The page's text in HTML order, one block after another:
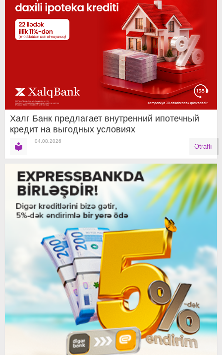
Халг Банк предлагает внутренний ипотечный
кредит на выгодных условиях
04.08.2026
Ətraflı